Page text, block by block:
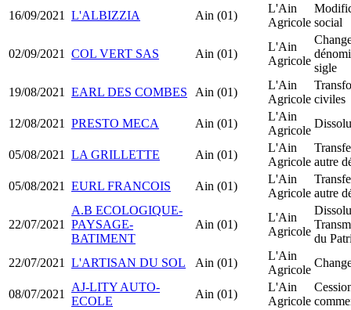
16/09/2021
L'ALBIZZIA Ain (01)
L'Ain
Agricole social
02/09/2021 COL VERT SAS Ain (01)
L'Ain
Agricole
sigle
19/08/2021
EARL DES COMBES Ain (01)
L'Ain
Agricole civiles
12/08/2021
PRESTO MECA Ain (01)
L'Ain
Agricole
05/08/2021 LA GRILLETTE Ain (01)
L'Ain
Agricole autre
05/08/2021
EURL FRANCOIS Ain (01)
L'Ain
Agricole autre
22/07/2021
A.B ECOLOGIQUE-
PAYSAGE-
BATIMENT
Ain (01)
L'Ain
Agricole
du
22/07/2021
L'ARTISAN DU SOL Ain (01)
L'Ain
Agricole
08/07/2021
AJ-LITY AUTO-
ECOLE
Ain (01)
L'Ain
Agricole